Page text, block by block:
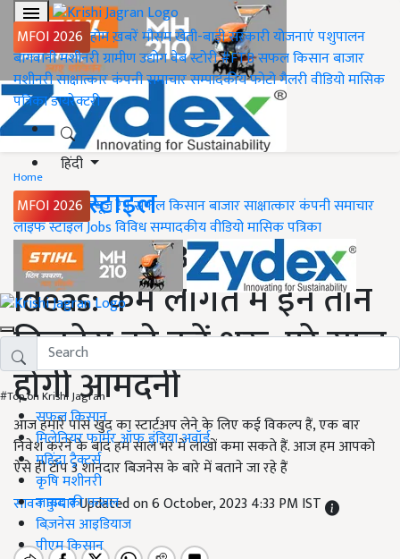
MFOI 2026 होमख़बरेंमौसमखेती-बाड़ीसरकारी योजनाएंपशुपालन
बागवानीमशीनरीग्रामीण उद्योगवेब स्टोरी#FTBसफल किसानबाजार
मशीनरीसाक्षात्कारकंपनी समाचारसम्पादकीयफोटो गैलरीवीडियोमासिक
पत्रिकाडायरेक्टरी
हिंदी
MFOI 2026 न्यूज़ रैपसफल किसानबाजारसाक्षात्कारकंपनी समाचार
लाइफ स्टाइलJobsविविधसम्पादकीयवीडियोमासिक पत्रिका
#Top on Krishi Jagran
सफल किसान
मिलेनियर फार्मर ऑफ इंडिया अवॉर्ड
महिंद्रा ट्रैक्टर्स
कृषि मशीनरी
जायद की फसल
बिज़नेस आइडियाज
पीएम किसान
Home
लाइफ स्टाइल
Profitable Business
Ideas: कम लागत में इन तीन
बिजनेस को करें शुरू, पूरे साल
होगी आमदनी
आज हमारे पास खुद का स्टार्टअप लेने के लिए कई विकल्प हैं, एक बार
निवेश करने के बाद हम साल भर में लाखों कमा सकते हैं. आज हम आपको
ऐसे ही टॉप 3 शानदार बिजनेस के बारे में बताने जा रहे हैं
सावन कुमारUpdated on 6 October, 2023 4:33 PM IST